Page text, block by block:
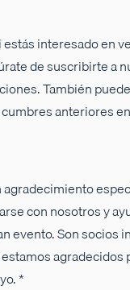
estás interesado en
de suscribirte a
También
anteriores
con nosotros y
evento. Son socios
agradecidos
*